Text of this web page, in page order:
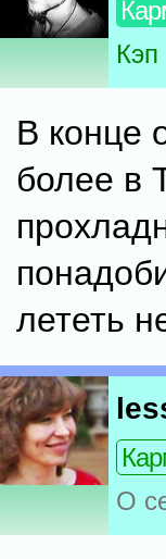
Кэп
В конце
более в
лететь
О